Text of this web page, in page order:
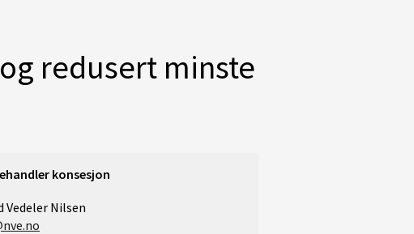
redusert minste
konsesjon
Vedeler Nilsen